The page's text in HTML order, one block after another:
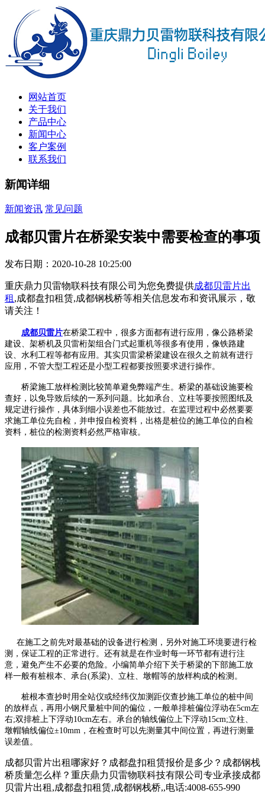
网站首页
关于我们
产品中心
新闻中心
客户案例
联系我们
新闻详细
新闻资讯 常见问题
成都贝雷片在桥梁安装中需要检查的事项
发布日期：2020-10-28 10:25:00
重庆鼎力贝雷物联科技有限公司为您免费提供成都贝雷片出
租 ,成都盘扣租赁,成都钢栈桥等相关信息发布和资讯展示，敬
请关注！
成都贝雷片在桥梁工程中，很多方面都有进行应用，像公路桥梁
建设、架桥机及贝雷桁架组合门式起重机等很多有使用，像铁路建
设、水利工程等都有应用。其实贝雷梁桥梁建设在很久之前就有进行
应用，不管大型工程还是小型工程都要按照要求进行操作。
桥梁施工放样检测比较简单避免弊端产生。桥梁的基础设施要检
查好，以免导致后续的一系列问题。比如承台、立柱等要按照图纸及
规定进行操作，具体到细小误差也不能放过。在监理过程中必然要要
求施工单位先自检，并申报自检资料，出格是桩位的施工单位的自检
资料，桩位的检测资料必然严格审核。
在施工之前先对最基础的设备进行检测，另外对施工环境要进行检
测，保证工程的正常进行。还有就是在作业时每一环节都有进行注
意，避免产生不必要的危险。小编简单介绍下关于桥梁的下部施工放
样一般有桩根本、承台(系梁)、立柱、墩帽等的放样构成的检测。
桩根本查抄时用全站仪或经纬仪加测距仪查抄施工单位的桩中间
的放样点，再用小钢尺量桩中间的偏位，一般单排桩偏位浮动在5cm左
右;双排桩上下浮动10cm左右。承台的轴线偏位上下浮动15cm;立柱、
墩帽轴线偏位±10mm，在检查时可以先测量其中间位置，再进行测量
误差值。
成都贝雷片出租哪家好？成都盘扣租赁报价是多少？成都钢栈
桥质量怎么样？重庆鼎力贝雷物联科技有限公司专业承接成都
贝雷片出租,成都盘扣租赁,成都钢栈桥,,电话:4008-655-990